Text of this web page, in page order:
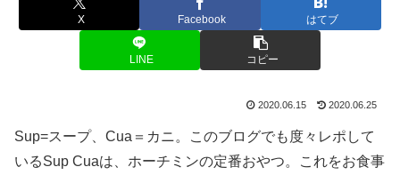
X Facebook はてブ
LINE コピー
2020.06.15 2020.06.25
Sup=スープ、Cua＝カニ。このブログでも度々レポして
いるSup Cuaは、ホーチミンの定番おやつ。これをお食事